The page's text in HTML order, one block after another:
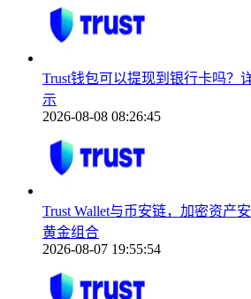
Trust钱包可以提现到银行卡吗？
示
2026-08-08 08:26:45
Trust Wallet与币安链，加密资产
黄金组合
2026-08-07 19:55:54